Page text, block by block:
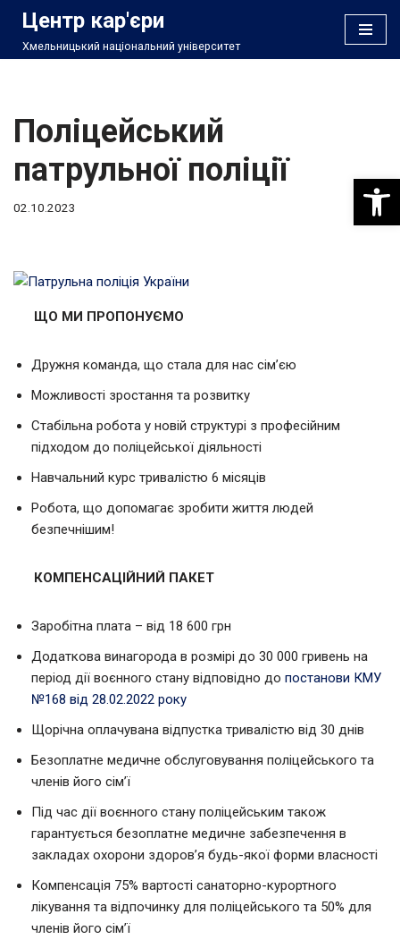
Перейти
Центр кар'єри
Хмельницький національний університет
Поліцейський
патрульної поліції
02.10.2023
ЩО МИ ПРОПОНУЄМО
Дружня команда, що стала для нас сім’єю
Можливості зростання та розвитку
Стабільна робота у новій структурі з професійним
підходом до поліцейської діяльності
Навчальний курс тривалістю 6 місяців
Робота, що допомагає зробити життя людей
безпечнішим!
КОМПЕНСАЦІЙНИЙ ПАКЕТ
Заробітна плата – від 18 600 грн
Додаткова винагорода в розмірі до 30 000 гривень на
період дії воєнного стану відповідно до постанови КМУ
№168 від 28.02.2022 року
Щорічна оплачувана відпустка тривалістю від 30 днів
Безоплатне медичне обслуговування поліцейського та
членів його сім’ї
Під час дії воєнного стану поліцейським також
гарантується безоплатне медичне забезпечення в
закладах охорони здоров’я будь-якої форми власності
Компенсація 75% вартості санаторно-курортного
лікування та відпочинку для поліцейського та 50% для
членів його сім’ї